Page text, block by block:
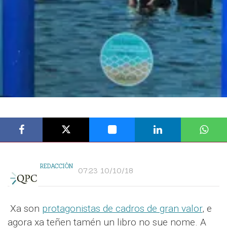
REDACCIÓN 07:23 10/10/18
Xa son protagonistas de cadros de gran valor, e
agora xa teñen tamén un libro no sue nome. A